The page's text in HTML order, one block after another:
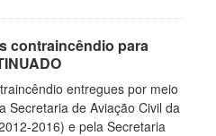
contraincêndio para
entregues por meio
Secretaria de Aviação Civil da
2016) e pela Secretaria